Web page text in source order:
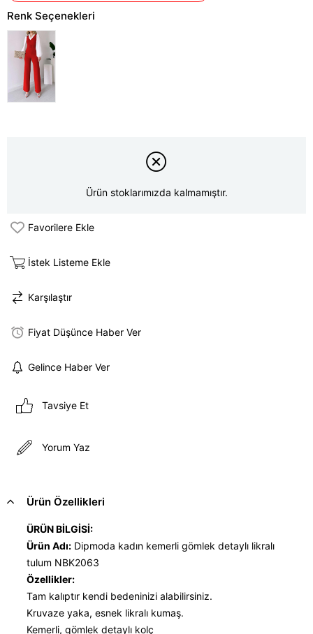
Renk Seçenekleri
Ürün stoklarımızda kalmamıştır.
Favorilere Ekle
İstek Listeme Ekle
Karşılaştır
Fiyat Düşünce Haber Ver
Gelince Haber Ver
Tavsiye Et
Yorum Yaz
Ürün Özellikleri
ÜRÜN BİLGİSİ:
Ürün Adı: Dipmoda kadın kemerli gömlek detaylı likralı
tulum NBK2063
Özellikler:
Tam kalıptır kendi bedeninizi alabilirsiniz.
Kruvaze yaka, esnek likralı kumaş.
Kemerli, gömlek detaylı kolç